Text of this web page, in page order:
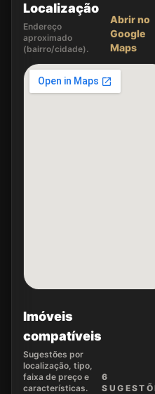
Localização
Endereço
aproximado
(bairro/cidade).
Abrir no
Google
Maps
Imóveis
compatíveis
Sugestões por
localização, tipo,
faixa de preço e
características.
6
SUGEST